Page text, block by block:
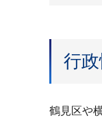
行
鶴見区や